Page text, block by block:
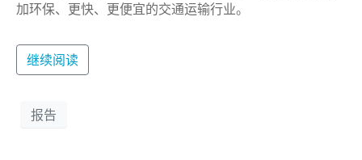
加环保、更快、更便宜的交通运输行业。
继续阅读
报告